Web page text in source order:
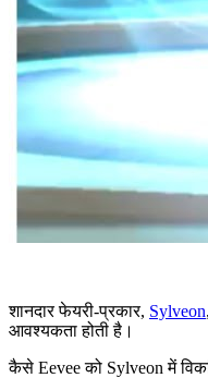
शानदार फेयरी-प्रकार, Sylveon
आवश्यकता होती है।
कैसे Eevee को Sylveon में